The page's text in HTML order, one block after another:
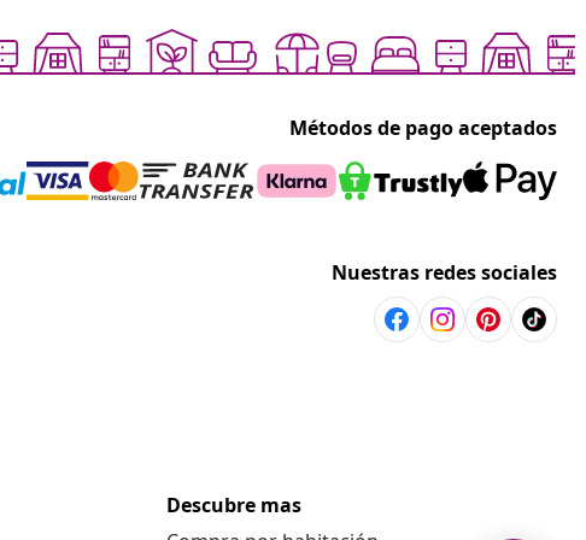
Métodos de pago aceptados
Nuestras redes sociales
Descubre mas